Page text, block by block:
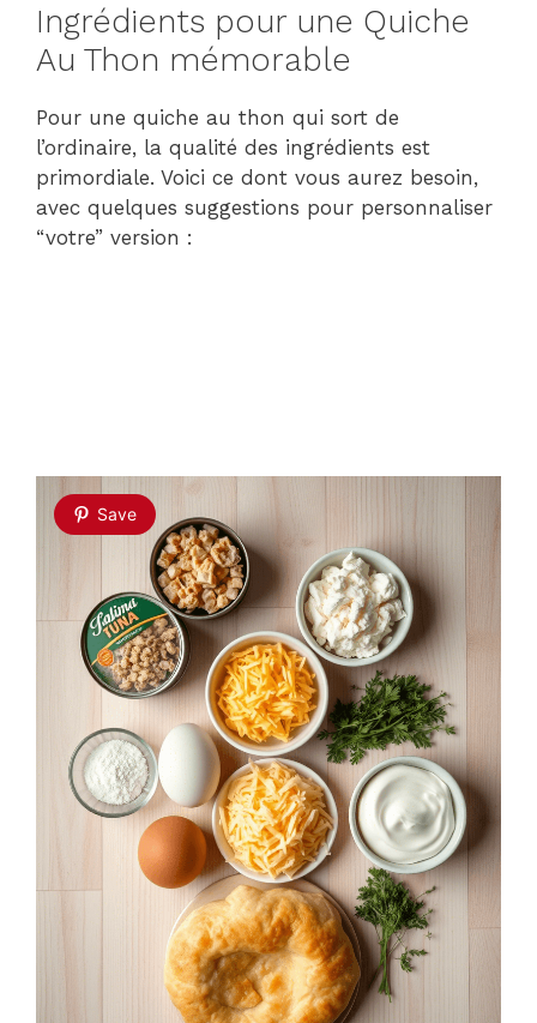
Ingrédients pour une Quiche
Au Thon mémorable
Pour une quiche au thon qui sort de
l’ordinaire, la qualité des ingrédients est
primordiale. Voici ce dont vous aurez besoin,
avec quelques suggestions pour personnaliser
“votre” version :
Save